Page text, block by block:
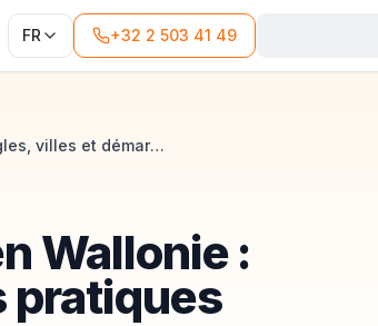
FR +32 2 503 41 49
Domicilier son entreprise en Wallonie : règles, villes et démarches pratiques
Wallonie :
pratiques